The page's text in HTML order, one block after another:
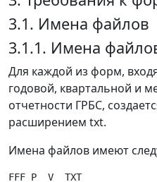
3.1. Имена файлов
3.1.1. Имена
Для каждой из форм,
годовой, квартальной и
отчетности ГРБС,
расширением txt.
Имена файлов имеют